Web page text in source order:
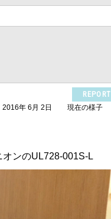
REPORT
2016年 6月 2日
現在の様子
ンのUL728-001S-L